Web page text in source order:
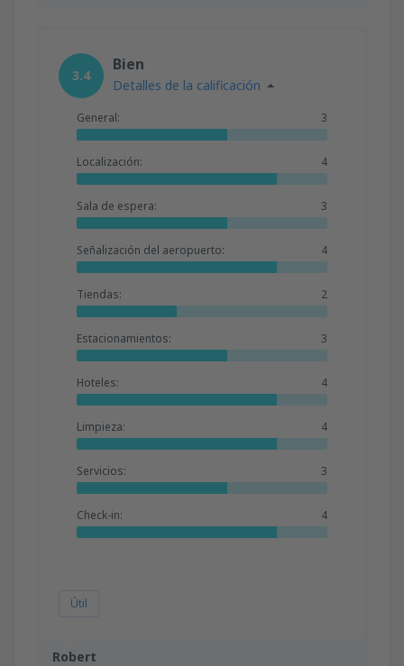
Robert
3.4
Bien
Detalles de la calificación
General: 3
Localización: 4
Sala de espera: 3
Señalización del aeropuerto: 4
Tiendas: 2
Estacionamientos: 3
Hoteles: 4
Limpieza: 4
Servicios: 3
Check-in: 4
Útil